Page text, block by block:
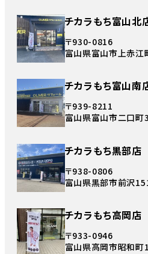
チカラもち富山北
〒930-0816
富山県富山市上赤
チカラもち富山南
〒939-8211
富山県富山市二口
チカラもち黒部店
〒938-0806
富山県黒部市前沢
チカラもち高岡店
〒933-0946
富山県高岡市昭和